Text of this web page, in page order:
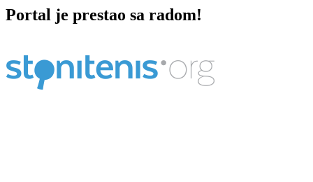
Portal je prestao sa radom!